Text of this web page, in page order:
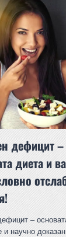
дефицит –
диета и
–
и научно